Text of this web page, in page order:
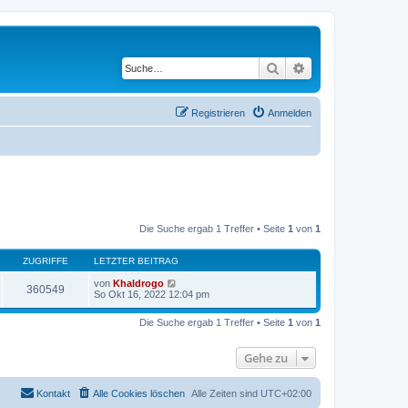
Suche
Anmelden
Registrieren
Die Suche ergab 1 Treffer • Seite 1 von 1
ZUGRIFFE LETZTER BEITRAG
360549 von Khaldrogo
So Okt 16, 2022 12:04 pm
Die Suche ergab 1 Treffer • Seite 1 von 1
Gehe zu
Alle Zeiten sind UTC+02:00
Alle Cookies löschen
Kontakt